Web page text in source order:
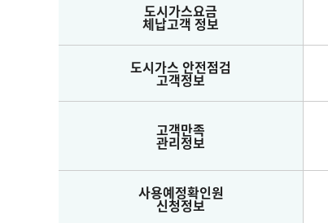
도시가스요금
체납고객 정보
도시가스 안전점검
고객정보
고객만족
관리정보
사용예정확인원
신청정보